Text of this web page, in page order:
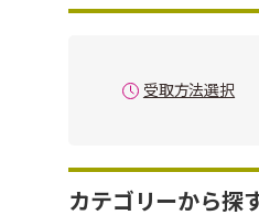
受取方法選択
カテゴリーから探